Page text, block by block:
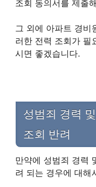
조회 동의서를 제출
그 외에 아파트 경비
러한 전력 조회가 필
시면 좋겠습니다.
성범죄 경력
조회 반려
만약에 성범죄 경력
려 되는 경우에 대해